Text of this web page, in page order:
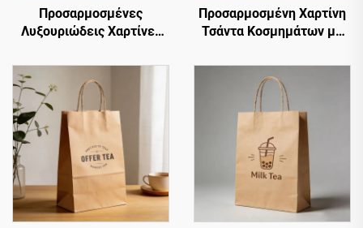
Προσαρμοσμένες
Λυξουριώδεις Χαρτίνες
Ψώνισμα για Ρούχα, με το
Δικό Σας Λογότυπο
Προσαρμοσμένη Χαρτίνη
Τσάντα Κοσμημάτων με
Λογότυπο Καυτού
Σφραγίσματος, Πολυτελής
Χαρτίνη Τσάντα Ψώνισμα